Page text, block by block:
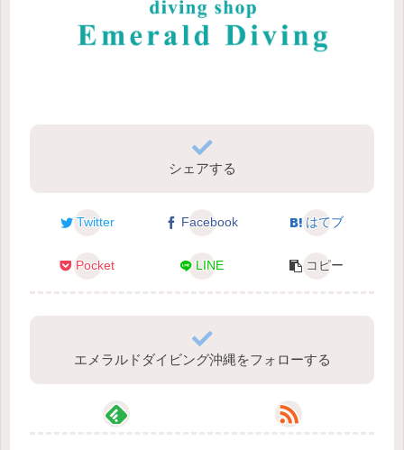
シェアする
Twitter Facebook はてブ
Pocket LINE コピー
エメラルドダイビング沖縄をフォローする